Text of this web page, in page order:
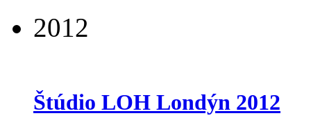
2012
Štúdio LOH Londýn 2012